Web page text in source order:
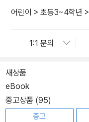
어린이 > 초등3~4학년 >
새상품
eBook
중고상품 (95)
중고